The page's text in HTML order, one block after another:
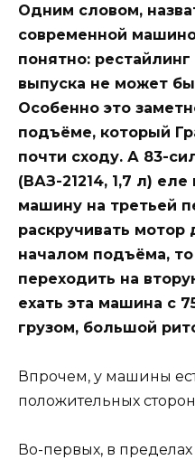
Одним словом,
современной
понятно: рестайлинг
выпуска не может
Особенно это
подъёме, который
почти сходу. А 83-
(ВАЗ-21214, 1,7 л)
машину на третьей
раскручивать мотор
началом подъёма,
переходить на
ехать эта машина с
грузом, большой
Впрочем, у машины
положительных
Во-первых, в